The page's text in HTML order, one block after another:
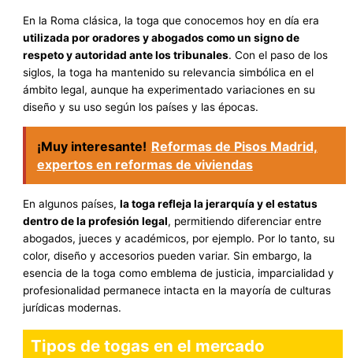
En la Roma clásica, la toga que conocemos hoy en día era
utilizada por oradores y abogados como un signo de
respeto y autoridad ante los tribunales. Con el paso de los
siglos, la toga ha mantenido su relevancia simbólica en el
ámbito legal, aunque ha experimentado variaciones en su
diseño y su uso según los países y las épocas.
¡Muy interesante! Reformas de Pisos Madrid,
expertos en reformas de viviendas
En algunos países,la toga refleja la jerarquía y el estatus
dentro de la profesión legal, permitiendo diferenciar entre
abogados, jueces y académicos, por ejemplo. Por lo tanto, su
color, diseño y accesorios pueden variar. Sin embargo, la
esencia de la toga como emblema de justicia, imparcialidad y
profesionalidad permanece intacta en la mayoría de culturas
jurídicas modernas.
Tipos de togas en el mercado